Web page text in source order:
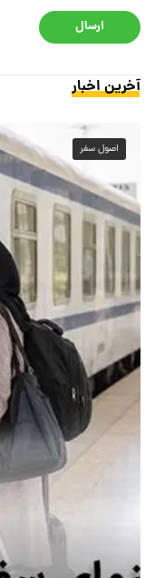
ارسال
آخرین اخبار
اصول سفر